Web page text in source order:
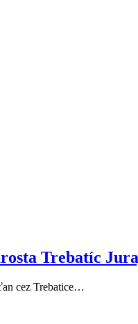
Trebatíc
cez Trebatice…